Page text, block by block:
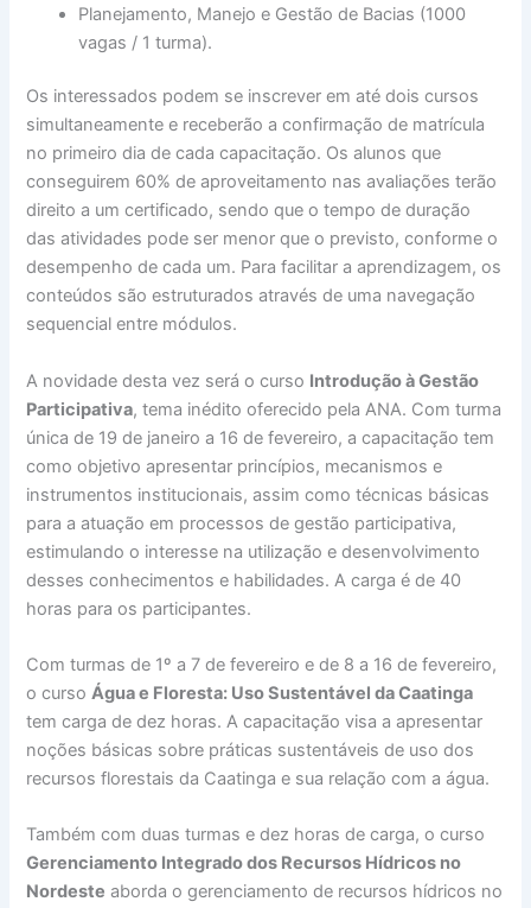
Planejamento, Manejo e Gestão de Bacias (1000
vagas / 1 turma).
Os interessados podem se inscrever em até dois cursos
simultaneamente e receberão a confirmação de matrícula
no primeiro dia de cada capacitação. Os alunos que
conseguirem 60% de aproveitamento nas avaliações terão
direito a um certificado, sendo que o tempo de duração
das atividades pode ser menor que o previsto, conforme o
desempenho de cada um. Para facilitar a aprendizagem, os
conteúdos são estruturados através de uma navegação
sequencial entre módulos.
A novidade desta vez será o curso Introdução à Gestão
Participativa, tema inédito oferecido pela ANA. Com turma
única de 19 de janeiro a 16 de fevereiro, a capacitação tem
como objetivo apresentar princípios, mecanismos e
instrumentos institucionais, assim como técnicas básicas
para a atuação em processos de gestão participativa,
estimulando o interesse na utilização e desenvolvimento
desses conhecimentos e habilidades. A carga é de 40
horas para os participantes.
Com turmas de 1º a 7 de fevereiro e de 8 a 16 de fevereiro,
o cursoÁgua e Floresta: Uso Sustentável da Caatinga
tem carga de dez horas. A capacitação visa a apresentar
noções básicas sobre práticas sustentáveis de uso dos
recursos florestais da Caatinga e sua relação com a água.
Também com duas turmas e dez horas de carga, o curso
Gerenciamento Integrado dos Recursos Hídricos no
Nordeste aborda o gerenciamento de recursos hídricos no